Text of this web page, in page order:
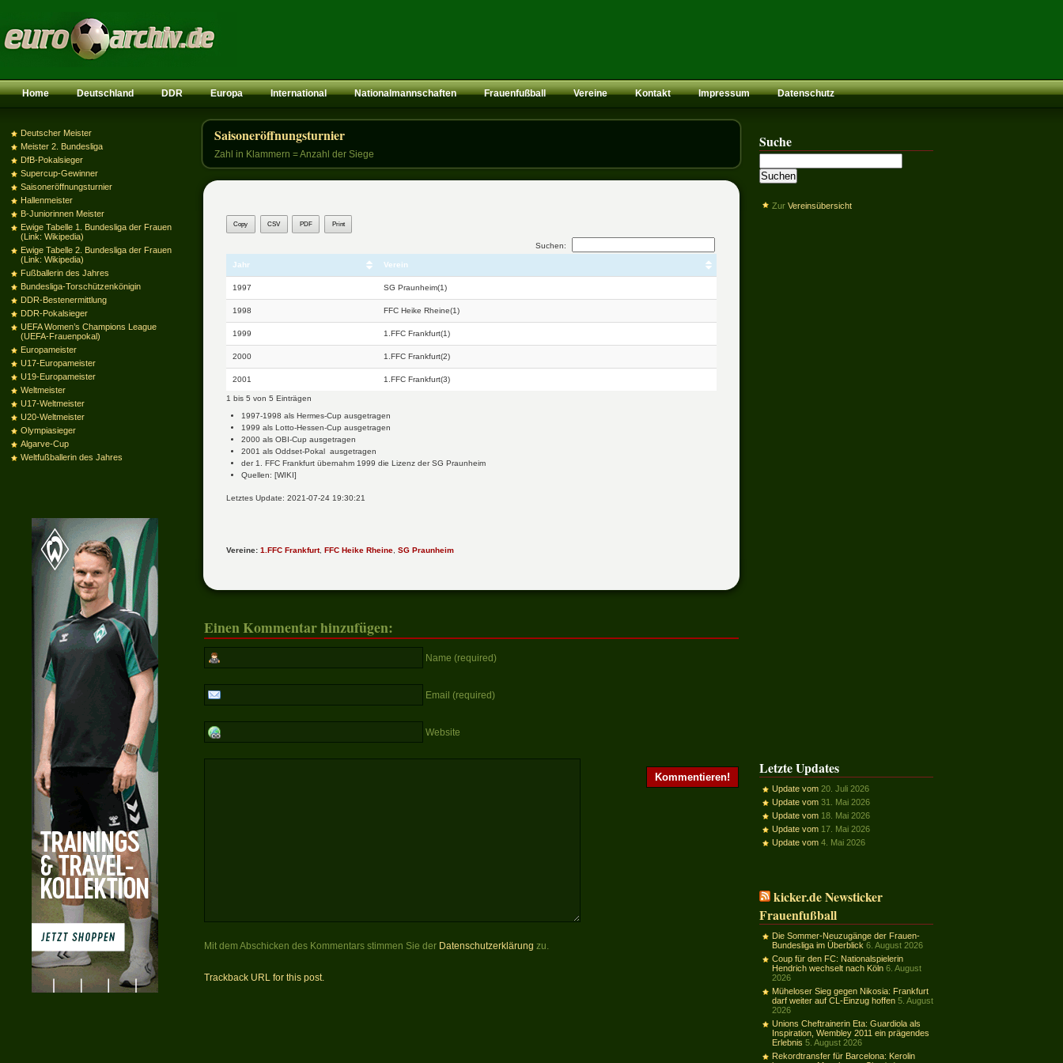
Home Deutschland DDR Europa International Nationalmannschaften Frauenfußball Vereine Kontakt Impressum Datenschutz
Deutscher Meister
Meister 2. Bundesliga
DfB-Pokalsieger
Supercup-Gewinner
Saisoneröffnungsturnier
Hallenmeister
B-Juniorinnen Meister
Ewige Tabelle 1. Bundesliga der Frauen
(Link: Wikipedia)
Ewige Tabelle 2. Bundesliga der Frauen
(Link: Wikipedia)
Fußballerin des Jahres
Bundesliga-Torschützenkönigin
DDR-Bestenermittlung
DDR-Pokalsieger
UEFA Women’s Champions League
(UEFA-Frauenpokal)
Europameister
U17-Europameister
U19-Europameister
Weltmeister
U17-Weltmeister
U20-Weltmeister
Olympiasieger
Algarve-Cup
Weltfußballerin des Jahres
Saisoneröffnungsturnier
Zahl in Klammern = Anzahl der Siege
Copy CSV PDF Print
Suchen:
Jahr Verein
1997 SG Praunheim(1)
1998 FFC Heike Rheine(1)
1999 1.FFC Frankfurt(1)
2000 1.FFC Frankfurt(2)
2001 1.FFC Frankfurt(3)
1 bis 5 von 5 Einträgen
1997-1998 als Hermes-Cup ausgetragen
1999 als Lotto-Hessen-Cup ausgetragen
2000 als OBI-Cup ausgetragen
2001 als Oddset-Pokal ausgetragen
der 1. FFC Frankfurt übernahm 1999 die Lizenz der SG Praunheim
Quellen: [WIKI]
Letztes Update: 2021-07-24 19:30:21
Vereine: 1.FFC Frankfurt, FFC Heike Rheine, SG Praunheim
Einen Kommentar hinzufügen:
Name (required)
Email (required)
Website
Mit dem Abschicken des Kommentars stimmen Sie der Datenschutzerklärung zu.
Trackback URL for this post.
Suche
Zur Vereinsübersicht
Letzte Updates
Update vom 20. Juli 2026
Update vom 31. Mai 2026
Update vom 18. Mai 2026
Update vom 17. Mai 2026
Update vom 4. Mai 2026
kicker.de Newsticker
Frauenfußball
Die Sommer-Neuzugänge der Frauen-
Bundesliga im Überblick 6. August 2026
Coup für den FC: Nationalspielerin
Hendrich wechselt nach Köln 6. August
2026
Müheloser Sieg gegen Nikosia: Frankfurt
darf weiter auf CL-Einzug hoffen 5. August
2026
Unions Cheftrainerin Eta: Guardiola als
Inspiration, Wembley 2011 ein prägendes
Erlebnis 5. August 2026
Rekordtransfer für Barcelona: Kerolin